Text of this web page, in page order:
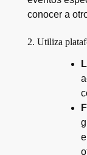
conocer a
2. Utiliza